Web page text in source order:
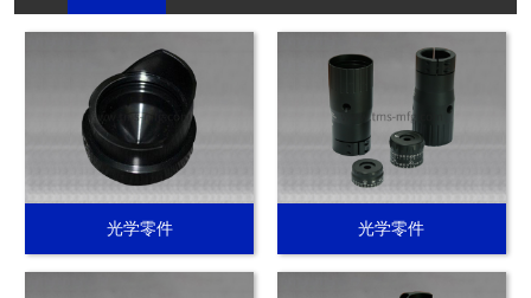
光学零件 光学零件